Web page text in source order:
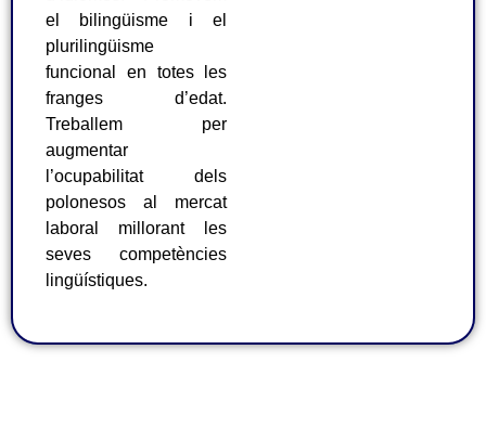
el bilingüisme i el
plurilingüisme
funcional en totes les
franges d’edat.
Treballem per
augmentar
l’ocupabilitat dels
polonesos al mercat
laboral millorant les
seves competències
lingüístiques.